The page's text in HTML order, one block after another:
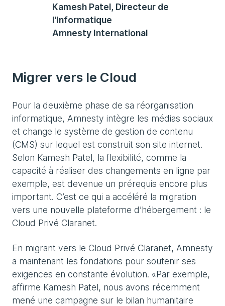
Kamesh Patel, Directeur de
l'Informatique
Amnesty International
Migrer vers le Cloud
Pour la deuxième phase de sa réorganisation
informatique, Amnesty intègre les médias sociaux
et change le système de gestion de contenu
(CMS) sur lequel est construit son site internet.
Selon Kamesh Patel, la flexibilité, comme la
capacité à réaliser des changements en ligne par
exemple, est devenue un prérequis encore plus
important. C’est ce qui a accéléré la migration
vers une nouvelle plateforme d’hébergement : le
Cloud Privé Claranet.
En migrant vers le Cloud Privé Claranet, Amnesty
a maintenant les fondations pour soutenir ses
exigences en constante évolution. «Par exemple,
affirme Kamesh Patel, nous avons récemment
mené une campagne sur le bilan humanitaire